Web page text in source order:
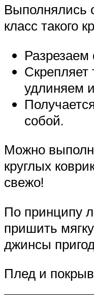
Выполнялись
класс такого
Скрепляет
удлиняем
собой.
Можно
круглых
свежо!
По принципу
пришить
джинсы
Плед и